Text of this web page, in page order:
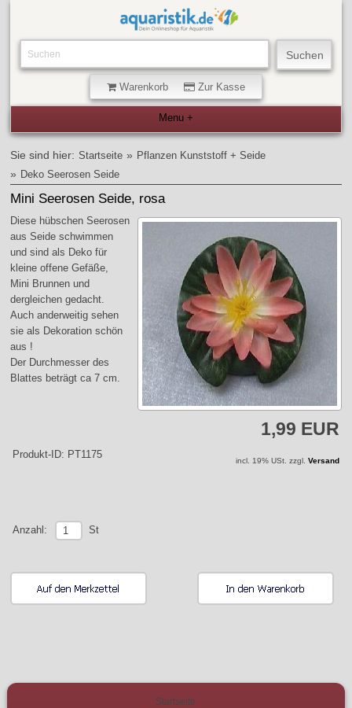
Warenkorb Zur Kasse
Sie sind hier: Startseite » Pflanzen Kunststoff + Seide
» Deko Seerosen Seide
Mini Seerosen Seide, rosa
Diese hübschen Seerosen
aus Seide schwimmen
und sind als Deko für
kleine offene Gefäße,
Mini Brunnen und
dergleichen gedacht.
Auch anderweitig sehen
sie als Dekoration schön
aus !
Der Durchmesser des
Blattes beträgt ca 7 cm.
1,99 EUR
Produkt-ID: PT1175
incl. 19% USt. zzgl. Versand
Anzahl: St
Startseite